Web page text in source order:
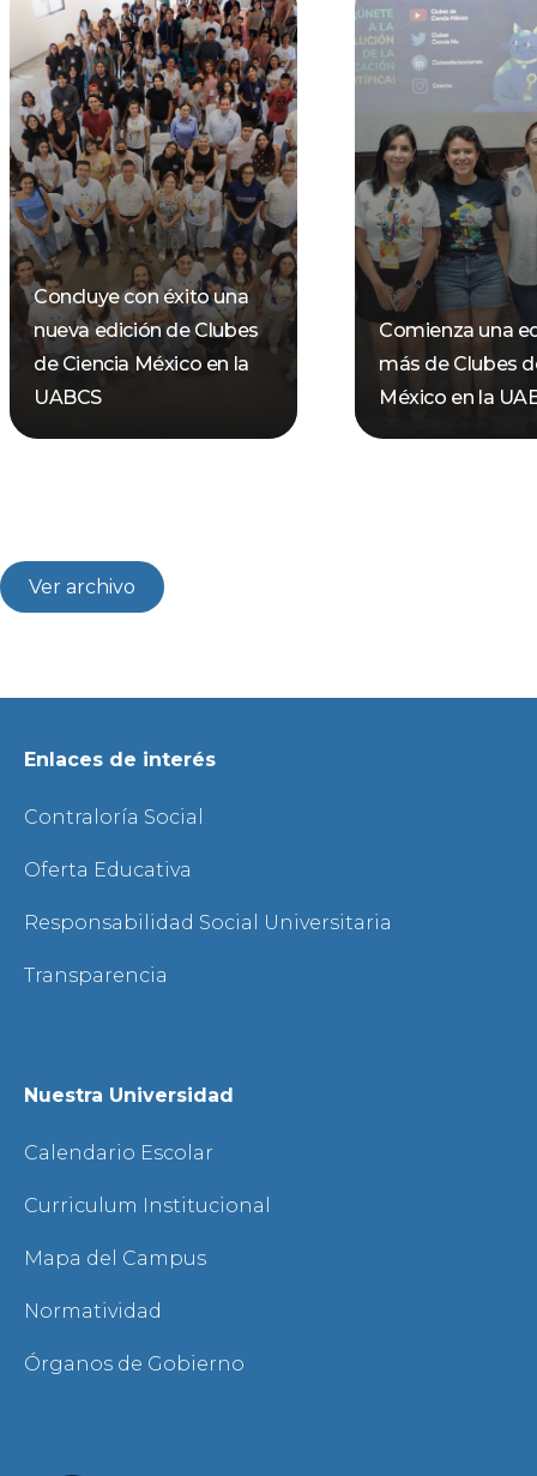
Concluye con éxito una
nueva edición de Clubes
de Ciencia México en la
UABCS
Comienza una
más de Clubes
México en la
Ver archivo
Enlaces de interés
Contraloría Social
Oferta Educativa
Responsabilidad Social Universitaria
Transparencia
Nuestra Universidad
Calendario Escolar
Curriculum Institucional
Mapa del Campus
Normatividad
Órganos de Gobierno